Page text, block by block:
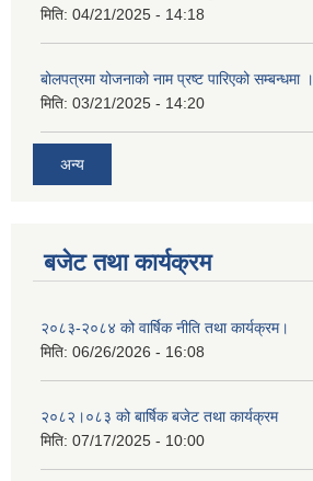
मिति: 04/21/2025 - 14:18
बोलपत्रमा योजनाको नाम प्रष्ट पारिएको सम्बन्धमा ।
मिति: 03/21/2025 - 14:20
अन्य
बजेट तथा कार्यक्रम
२०८३-२०८४ को वार्षिक नीति तथा कार्यक्रम।
मिति: 06/26/2026 - 16:08
२०८२।०८३ को बार्षिक बजेट तथा कार्यक्रम
मिति: 07/17/2025 - 10:00